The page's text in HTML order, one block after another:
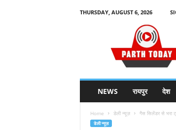
THURSDAY, AUGUST 6, 2026
NEWS रायपुर देश
Home डेली न्यूज़ गैस सिलेंडर से भरा
डेली न्यूज़